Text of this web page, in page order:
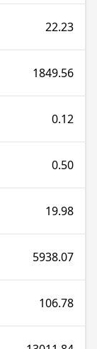
22.23
1849.56
0.12
0.50
19.98
5938.07
106.78